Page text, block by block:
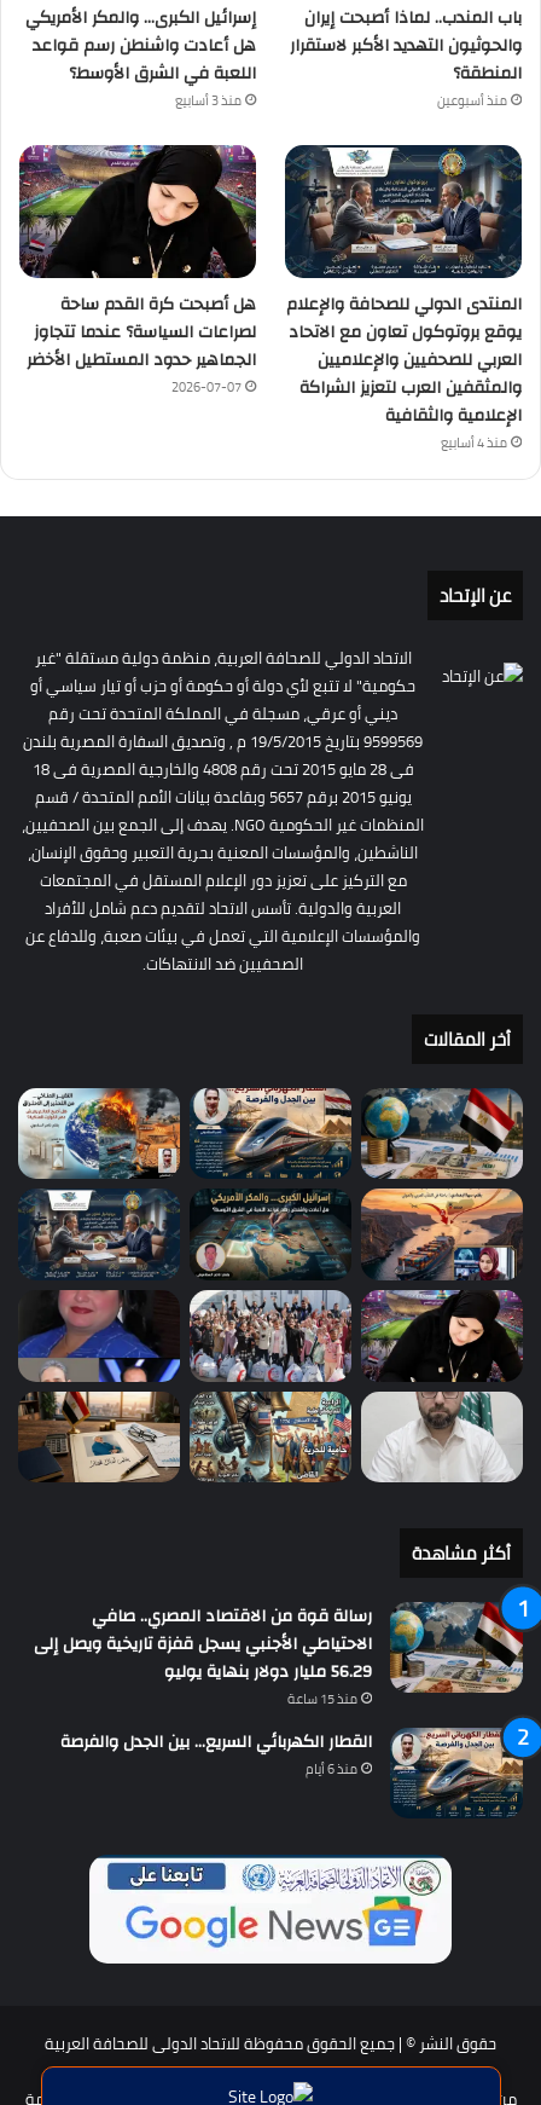
باب المندب.. لماذا أصبحت إيران
والحوثيون التهديد الأكبر لاستقرار
المنطقة؟
منذ أسبوعين
إسرائيل الكبرى… والمكر الأمريكي
هل أعادت واشنطن رسم قواعد
اللعبة في الشرق الأوسط؟
منذ 3 أسابيع
المنتدى الدولي للصحافة والإعلام
يوقع بروتوكول تعاون مع الاتحاد
العربي للصحفيين والإعلاميين
والمثقفين العرب لتعزيز الشراكة
الإعلامية والثقافية
منذ 4 أسابيع
هل أصبحت كرة القدم ساحة
لصراعات السياسة؟ عندما تتجاوز
الجماهير حدود المستطيل الأخضر
2026-07-07
عن الإتحاد
الاتحاد الدولي للصحافة العربية، منظمة دولية مستقلة "غير
حكومية" لا تتبع لأي دولة أو حكومة أو حزب أو تيار سياسي أو
ديني أو عرقي، مسجلة في المملكة المتحدة تحت رقم
9599569 بتاريخ 19/5/2015 م , وتصديق السفارة المصرية بلندن
فى 28 مايو 2015 تحت رقم 4808 والخارجية المصرية فى 18
يونيو 2015 برقم 5657 وبقاعدة بيانات الأمم المتحدة / قسم
المنظمات غير الحكومية NGO. يهدف إلى الجمع بين الصحفيين،
الناشطين، والمؤسسات المعنية بحرية التعبير وحقوق الإنسان،
مع التركيز على تعزيز دور الإعلام المستقل في المجتمعات
العربية والدولية. تأسس الاتحاد لتقديم دعم شامل للأفراد
والمؤسسات الإعلامية التي تعمل في بيئات صعبة، وللدفاع عن
الصحفيين ضد الانتهاكات.
أخر المقالات
أكثر مشاهدة
رسالة قوة من الاقتصاد المصري.. صافي
الاحتياطي الأجنبي يسجل قفزة تاريخية ويصل إلى
56.29 مليار دولار بنهاية يوليو
منذ 15 ساعة
القطار الكهربائي السريع… بين الجدل والفرصة
منذ 6 أيام
حقوق النشر © | جميع الحقوق محفوظة للاتحاد الدولى للصحافة العربية
2026
من نحن؟
عضوية الإتحاد سياسة الخصوصية شروط الخدمة